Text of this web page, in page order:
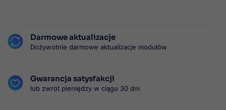
Darmowe aktualizacje
Dożywotnie darmowe aktualizacje modułów
Gwarancja satysfakcji
lub zwrot pieniędzy w ciągu 30 dni